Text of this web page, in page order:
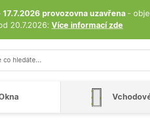
provozovna uzavřena -
20.7.2026: Více informací zde